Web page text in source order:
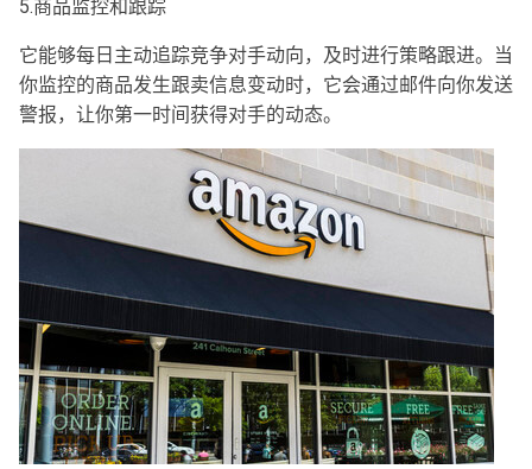
5.商品监控和跟踪
它能够每日主动追踪竞争对手动向，及时进行策略跟进。当
你监控的商品发生跟卖信息变动时，它会通过邮件向你发送
警报，让你第一时间获得对手的动态。